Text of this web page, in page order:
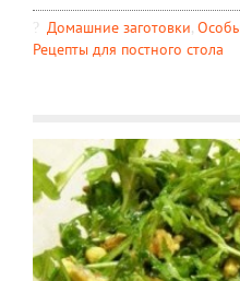
Домашние заготовки,
Рецепты для постного стола